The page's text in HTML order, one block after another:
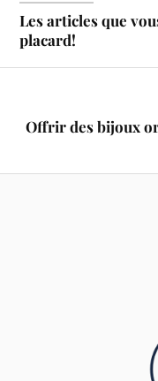
Les articles que
placard!
Offrir des bijoux